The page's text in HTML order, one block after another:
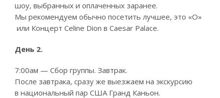
шоу, выбранных и оплаченных заранее.
Мы рекомендуем обычно посетить лучшее, это «O»
или Концерт Celine Dion в Caesar Palace.
День 2.
7:00ам — Сбор группы. Завтрак.
После завтрака, сразу же выезжаем на экскурсию
в национальный пар США Гранд Каньон.